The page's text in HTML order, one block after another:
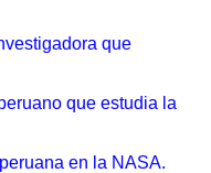
que
que estudia la
en la NASA.